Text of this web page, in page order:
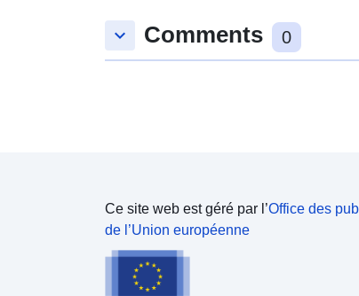
keyboard_arrow_down Comments 0
Ce site web est géré par l’Office des
de l’Union européenne